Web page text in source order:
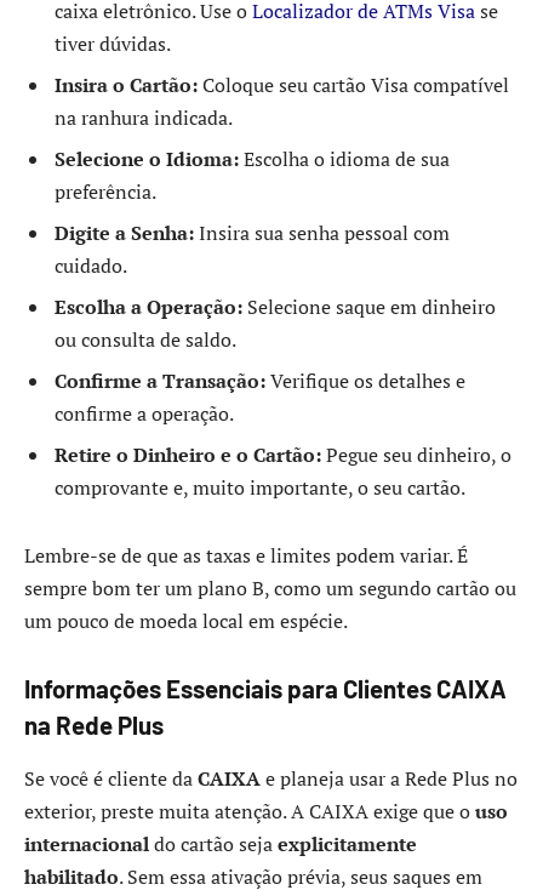
caixa eletrônico. Use oLocalizador de ATMs Visase
tiver dúvidas.
Insira o Cartão:Coloque seu cartão Visa compatível
na ranhura indicada.
Selecione o Idioma:Escolha o idioma de sua
preferência.
Digite a Senha:Insira sua senha pessoal com
cuidado.
Escolha a Operação: Selecione saque em dinheiro
ou consulta de saldo.
Confirme a Transação:Verifique os detalhes e
confirme a operação.
Retire o Dinheiro e o Cartão:Pegue seu dinheiro, o
comprovante e, muito importante, o seu cartão.
Lembre-se de que as taxas e limites podem variar. É
sempre bom ter um plano B, como um segundo cartão ou
um pouco de moeda local em espécie.
Informações Essenciais para Clientes CAIXA
na Rede Plus
Se você é cliente daCAIXAe planeja usar a Rede Plus no
exterior, preste muita atenção. A CAIXA exige que ouso
internacionaldo cartão sejaexplicitamente
habilitado. Sem essa ativação prévia, seus saques em